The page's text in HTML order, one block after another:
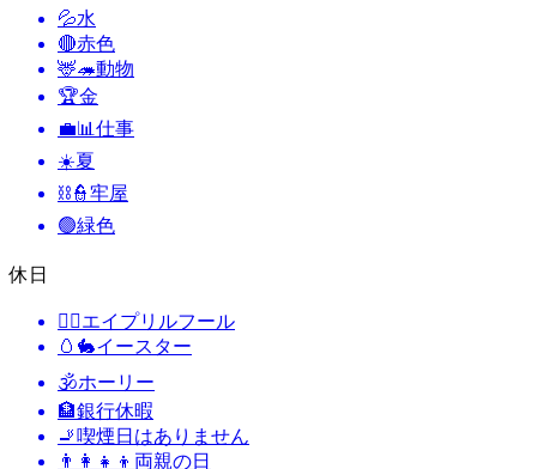
💦水
🔴赤色
🦌🦔動物
🏆金
💼📊 仕事
☀️夏
⛓️👮牢屋
🟢緑色
休日
🙆‍♂️エイプリルフール
🥚🐇イースター
🕉ホーリー
🏦銀行休暇
🚬 喫煙日はありません
👨‍👩‍👧‍👦 両親の日